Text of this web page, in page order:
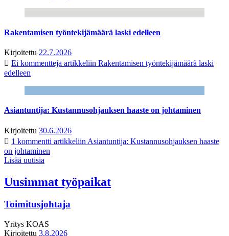
Rakentamisen työntekijämäärä laski edelleen
Kirjoitettu 22.7.2026
Ei kommentteja artikkeliin Rakentamisen työntekijämäärä laski
edelleen
Asiantuntija: Kustannusohjauksen haaste on johtaminen
Kirjoitettu 30.6.2026
1 kommentti artikkeliin Asiantuntija: Kustannusohjauksen haaste
on johtaminen
Lisää uutisia
Uusimmat työpaikat
Toimitusjohtaja
Yritys KOAS
Kirjoitettu 3.8.2026